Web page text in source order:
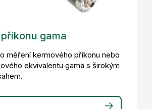
gama
měření kermového příkonu nebo
ekvivalentu gama s širokým